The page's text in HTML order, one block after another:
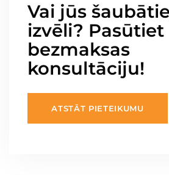
Vai jūs
izvēli? Pasūtiet
bezmaksas
konsultāciju!
ATSTĀT PIETEIKUMU